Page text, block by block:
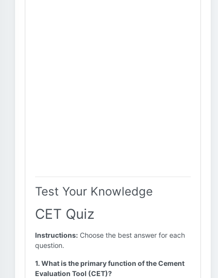
Test Your Knowledge
CET Quiz
Instructions: Choose the best answer for each
question.
1. What is the primary function of the Cement
Evaluation Tool (CET)?